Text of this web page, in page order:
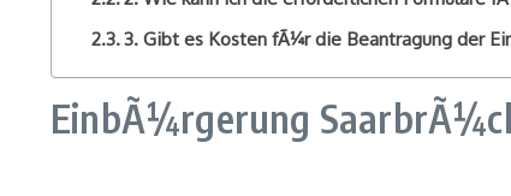
3. Gibt es Kosten fÃ¼r die Beantragung der
EinbÃ¼rgerung